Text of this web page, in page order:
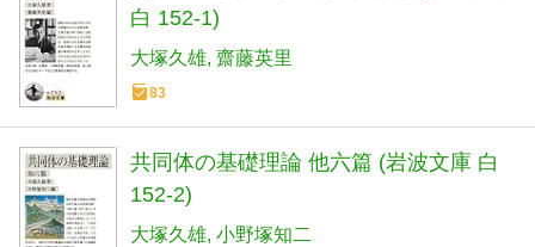
白 152-1)
大塚久雄 齋藤英里
83
共同体の基礎理論 他六篇 (岩波文庫 白
152-2)
大塚久雄 小野塚知二